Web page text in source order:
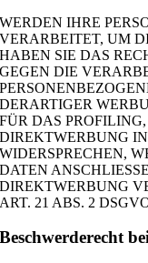
WERDEN IHRE
VERARBEITET, UM
HABEN SIE DAS
GEGEN DIE
DERARTIGER
FÜR DAS
DIREKTWERBUNG
WIDERSPRECHEN,
DATEN
DIREKTWERBUNG
ART. 21 ABS. 2
Beschwerde­recht